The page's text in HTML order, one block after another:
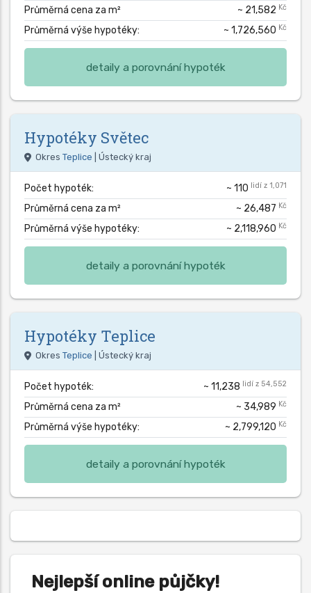
Průměrná cena za m² ~ 21,582 Kč
Průměrná výše hypotéky: ~ 1,726,560 Kč
detaily a porovnání hypoték
Hypotéky Světec
Okres Teplice | Ústecký kraj
Počet hypoték: ~ 110 lidí z 1,071
Průměrná cena za m² ~ 26,487 Kč
Průměrná výše hypotéky: ~ 2,118,960 Kč
detaily a porovnání hypoték
Hypotéky Teplice
Okres Teplice | Ústecký kraj
Počet hypoték: ~ 11,238 lidí z 54,552
Průměrná cena za m² ~ 34,989 Kč
Průměrná výše hypotéky: ~ 2,799,120 Kč
detaily a porovnání hypoték
Nejlepší online půjčky!